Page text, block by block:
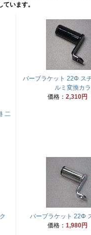
います。
二
バーブラケット 22Φ ス
ルミ変換カ
価格： 2,310円
バーブラケット 22Φ
価格： 1,980円